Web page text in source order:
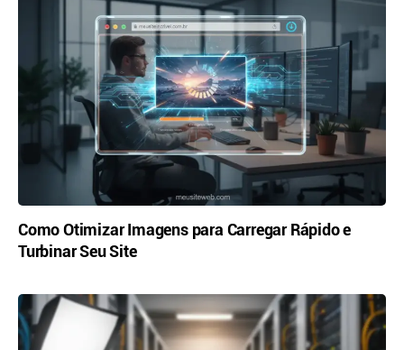
Como Otimizar Imagens para Carregar Rápido e
Turbinar Seu Site